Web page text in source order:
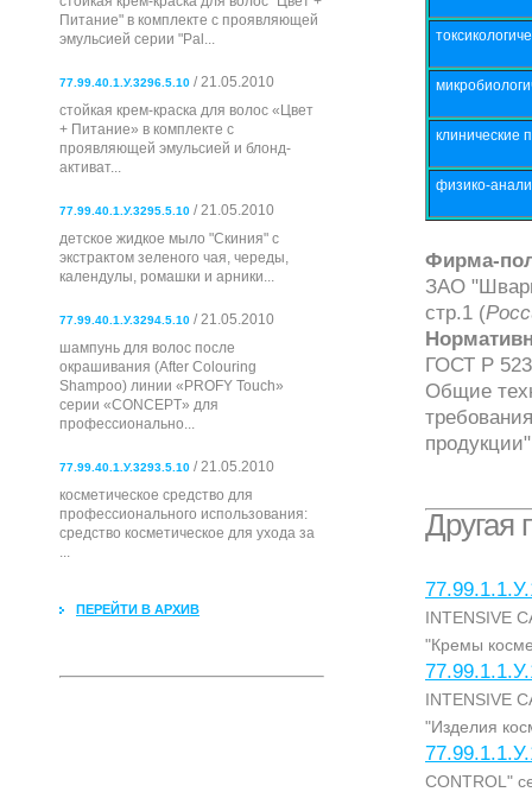
Питание" в комплекте с проявляющей
эмульсией серии "Pal...
77.99.40.1.У.3296.5.10 / 21.05.2010
стойкая крем-краска для волос «Цвет
+ Питание» в комплекте с
проявляющей эмульсией и блонд-
активат...
77.99.40.1.У.3295.5.10 / 21.05.2010
детское жидкое мыло "Скиния" с
экстрактом зеленого чая, череды,
календулы, ромашки и арники...
77.99.40.1.У.3294.5.10 / 21.05.2010
шампунь для волос после
окрашивания (After Colouring
Shampoo) линии «PROFY Touch»
серии «CONCEPT» для
профессионально...
77.99.40.1.У.3293.5.10 / 21.05.2010
косметическое средство для
профессионального использования:
cредство косметическое для ухода за
...
ПЕРЕЙТИ В АРХИВ
клинические
физико-
Фирма-
ЗАО
стр.1 (
ГОСТ Р
Общие
продукции"
Другая
INTENSIVE
"Кремы
INTENSIVE
"Изделия
CONTROL"